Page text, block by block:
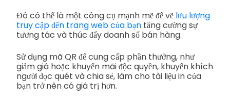
Đó có thể là một công cụ mạnh mẽ để vẽ lưu lượng
truy cập đến trang web của bạn tăng cường sự
tương tác và thúc đẩy doanh số bán hàng.
Sử dụng mã QR để cung cấp phần thưởng, như
giảm giá hoặc khuyến mãi độc quyền, khuyến khích
người đọc quét và chia sẻ, làm cho tài liệu in của
bạn trở nên có giá trị hơn.